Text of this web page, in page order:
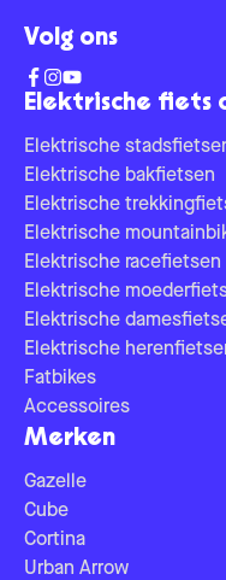
Elektrische fiets
Elektrische
Elektrische bakfietsen
Elektrische
Elektrische
Elektrische racefietsen
Elektrische
Elektrische
Elektrische
Fatbikes
Accessoires
Merken
Gazelle
Cube
Cortina
Urban Arrow
Volg ons